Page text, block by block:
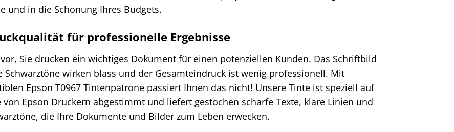
und in die Schonung Ihres Budgets.
für professionelle Ergebnisse
Sie drucken ein wichtiges Dokument für einen potenziellen Kunden. Das Schriftbild
Schwarztöne wirken blass und der Gesamteindruck ist wenig professionell. Mit
Epson T0967 Tintenpatrone passiert Ihnen das nicht! Unsere Tinte ist speziell auf
Epson Druckern abgestimmt und liefert gestochen scharfe Texte, klare Linien und
die Ihre Dokumente und Bilder zum Leben erwecken.